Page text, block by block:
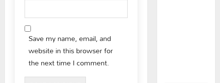
Save my name, email, and
website in this browser for
the next time I comment.